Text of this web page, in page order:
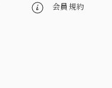
会員規約